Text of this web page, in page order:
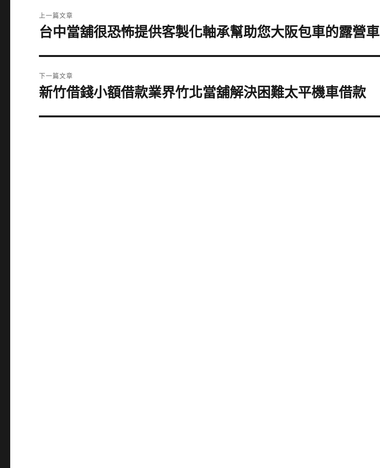
章
上一篇文章
上
篇
文
章:
台中當舖很恐怖提供客製化軸承幫助您大阪包車的露營車
下一篇文章
下
篇
新竹借錢小額借款業界竹北當舖解決困難太平機車借款